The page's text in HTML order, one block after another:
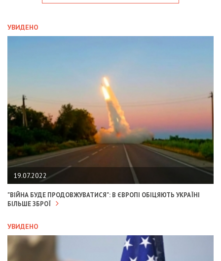
УВИДЕНО
19.07.2022
"ВІЙНА БУДЕ ПРОДОВЖУВАТИСЯ": В ЄВРОПІ ОБІЦЯЮТЬ УКРАЇНІ
БІЛЬШЕ ЗБРОЇ
УВИДЕНО